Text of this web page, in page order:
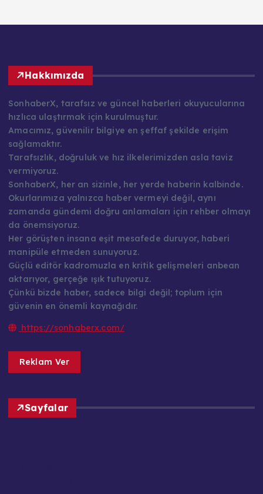
Hakkımızda
SonhaberX, tarafsız ve güncel haberleri okuyucularına
hızlıca ulaştırmak için kurulmuştur.
Amacımız, güvenilir bilgiye en şeffaf şekilde erişim
sağlamaktır.
Tarafsızlık, doğruluk ve hız ilkelerimizden asla taviz
vermiyoruz.
SonhaberX, her an sizinle, her yerde haberin kalbinde.
Okurlarımıza yalnızca haber vermeyi değil, aynı
zamanda gündemi doğru anlamaları için rehber olmayı
da önemsiyoruz.
Her görüşten insana eşit mesafede duruyor, haberi
manipüle etmeden sunuyoruz.
Güçlü editör kadromuzla en kritik gelişmeleri anbean
aktarıyor, gerçeğe ışık tutuyoruz.
Çünkü bizde haber, sadece bilgi değil; toplum için
güvenin en önemli kaynağıdır.
https://sonhaberx.com/
Reklam Ver
Sayfalar